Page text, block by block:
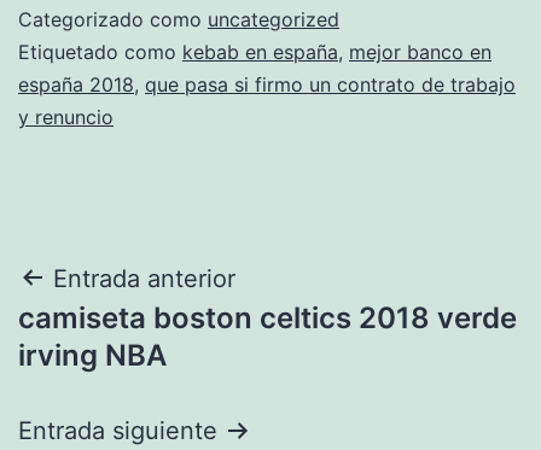
Categorizado como uncategorized
Etiquetado como kebab en españa, mejor banco en
españa 2018, que pasa si firmo un contrato de trabajo
y renuncio
Navegación
de
Entrada anterior
camiseta boston celtics 2018 verde
irving NBA
Entrada siguiente